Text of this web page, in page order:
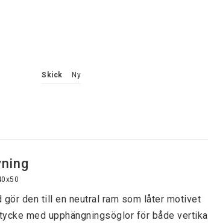
Skick Ny
den till en neutral ram som låter motivet
med upphängningsöglor för både vertikal